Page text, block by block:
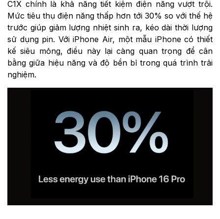
C1X chính là khả năng tiết kiệm điện năng vượt trội.
Mức tiêu thụ điện năng thấp hơn tới 30% so với thế hệ
trước giúp giảm lượng nhiệt sinh ra, kéo dài thời lượng
sử dụng pin. Với iPhone Air, một mẫu iPhone có thiết
kế siêu mỏng, điều này lại càng quan trọng để cân
bằng giữa hiệu năng và độ bền bỉ trong quá trình trải
nghiệm.